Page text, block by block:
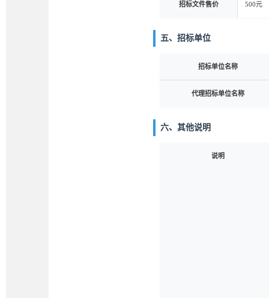
招标文件售价 500元
五、招标单位
招标单位名称
代理招标单位名称
六、其他说明
说明